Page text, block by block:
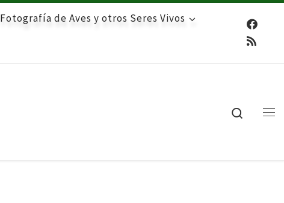
Fotografía de Aves y otros Seres Vivos
Search